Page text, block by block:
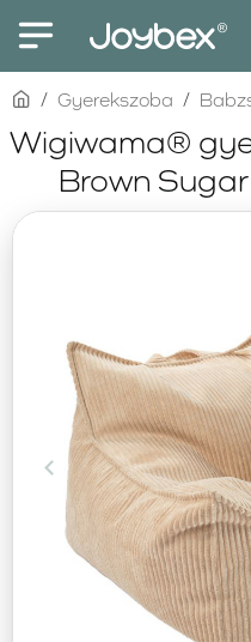
Wigiwama®
Brown
homeGyerekszoba